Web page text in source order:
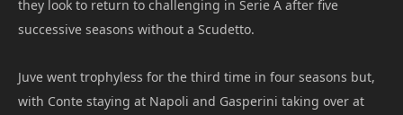
they look to return to challenging in Serie A after five
successive seasons without a Scudetto.
Juve went trophyless for the third time in four seasons but,
with Conte staying at Napoli and Gasperini taking over at